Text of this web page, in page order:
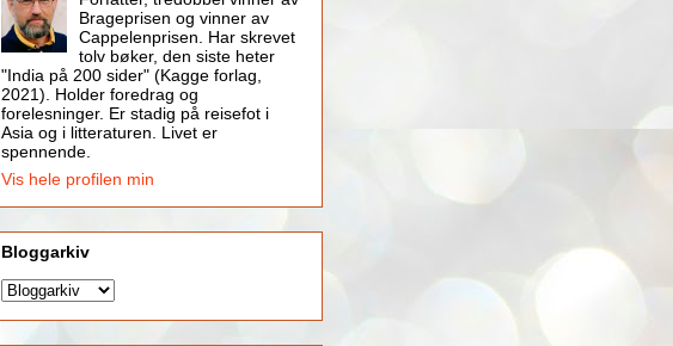
Brageprisen og vinner av
Cappelenprisen. Har skrevet
tolv bøker, den siste heter
"India på 200 sider" (Kagge forlag,
2021). Holder foredrag og
forelesninger. Er stadig på reisefot i
Asia og i litteraturen. Livet er
spennende.
Vis hele profilen min
Bloggarkiv